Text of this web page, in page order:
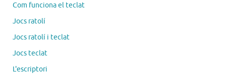
Com funciona el teclat
Jocs ratolí
Jocs ratolí i teclat
Jocs teclat
L'escriptori